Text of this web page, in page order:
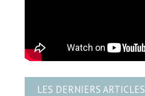
LES DERNIERS ARTICLES